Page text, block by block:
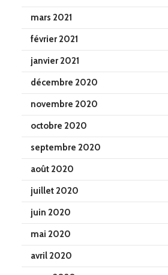
mars 2021
février 2021
janvier 2021
décembre 2020
novembre 2020
octobre 2020
septembre 2020
août 2020
juillet 2020
juin 2020
mai 2020
avril 2020